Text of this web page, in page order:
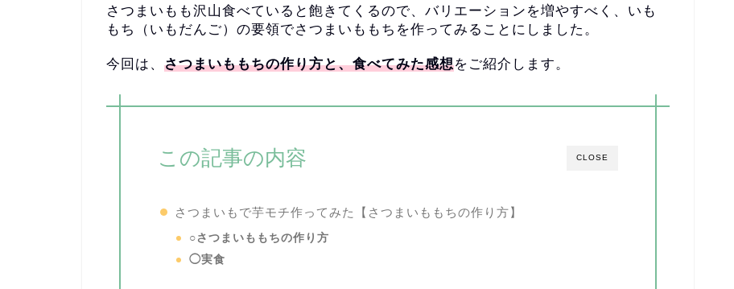
さつまいもも沢山食べていると飽きてくるので、 バリエーションを増やすべく、いも
もち（いもだんご） の要領でさつまいももちを作ってみることにしました。
今回は、 さつまいももちの作り方と、食べてみた感想をご紹介します。
CLOSE
この記事の内容
さつまいもで芋モチ作ってみた【さつまいももちの作り方】
○さつまいももちの作り方
◯実食